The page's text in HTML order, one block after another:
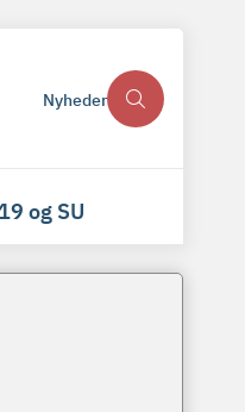
Nyheder
og SU